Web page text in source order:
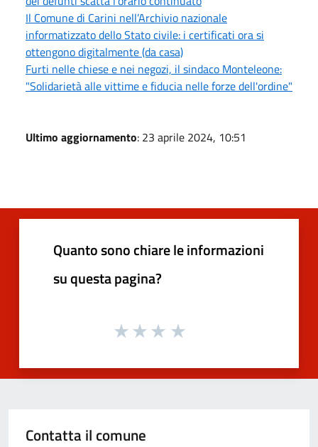
Il Comune di Carini nell’Archivio nazionale
informatizzato dello Stato civile: i certificati ora si
ottengono digitalmente (da casa)
Furti nelle chiese e nei negozi, il sindaco Monteleone:
"Solidarietà alle vittime e fiducia nelle forze dell'ordine"
Ultimo aggiornamento: 23 aprile 2024, 10:51
Quanto sono chiare le informazioni
su questa pagina?
Contatta il comune